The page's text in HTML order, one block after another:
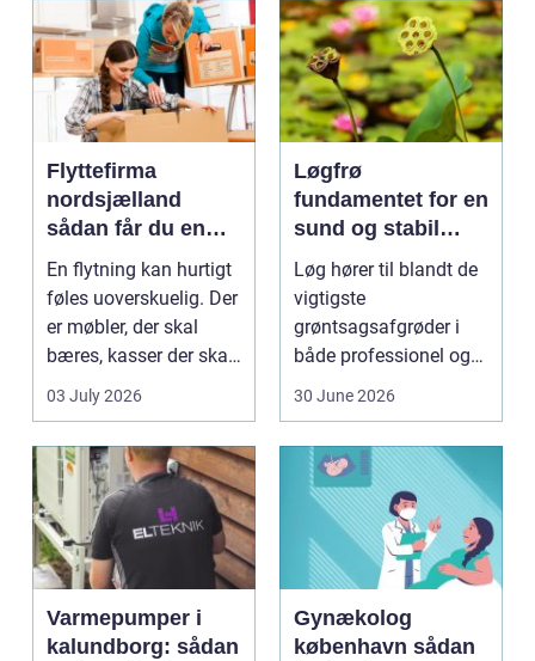
Flyttefirma
nordsjælland
sådan får du en
tryg og effektiv
flytning
En flytning kan hurtigt
føles uoverskuelig. Der
er møbler, der skal
bæres, kasser der skal
pakkes, o...
03 July 2026
Løgfrø
fundamentet for en
sund og stabil
løgavl
Løg hører til blandt de
vigtigste
grøntsagsafgrøder i
både professionel og
30 June 2026
Varmepumper i
kalundborg: sådan
Gynækolog
københavn sådan